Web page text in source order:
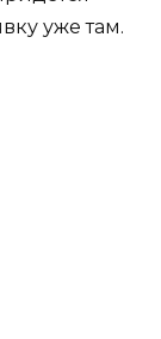
уже там.